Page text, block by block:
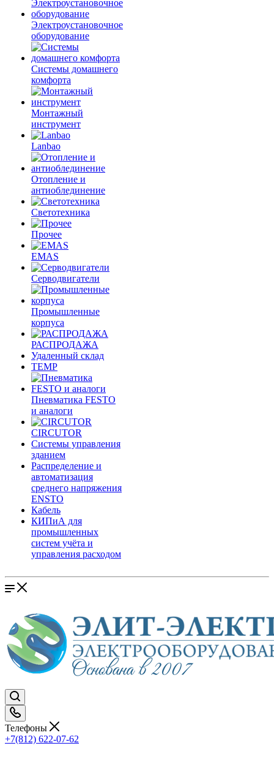
Электроустановочное
оборудование
Системы домашнего
комфорта
Монтажный
инструмент
Lanbao
Отопление и
антиоблединение
Светотехника
Прочее
EMAS
Cерводвигатели
Промышленные
корпуса
РАСПРОДАЖА
Удаленный склад
TEMP
Пневматика FESTO
и аналоги
CIRCUTOR
Системы управления
зданием
Распределение и
автоматизация
среднего напряжения
ENSTO
Кабель
КИПиА для
промышленных
систем учёта и
управления расходом
Телефоны
+7(812) 622-07-62